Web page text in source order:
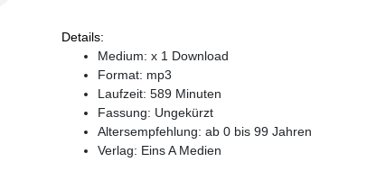
Details:
Medium: x 1 Download
Format: mp3
Laufzeit: 589 Minuten
Fassung: Ungekürzt
Altersempfehlung: ab 0 bis 99 Jahren
Verlag: Eins A Medien